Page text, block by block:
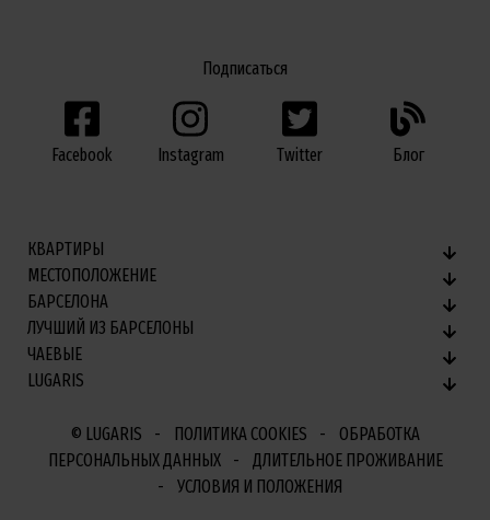
Подписаться
Facebook Instagram Twitter Блог
КВАРТИРЫ
МЕСТОПОЛОЖЕНИЕ
БАРСЕЛОНА
ЛУЧШИЙ ИЗ БАРСЕЛОНЫ
ЧАЕВЫЕ
LUGARIS
© LUGARIS ПОЛИТИКА COOKIES
ОБРАБОТКА
ПЕРСОНАЛЬНЫХ ДАННЫХ
ДЛИТЕЛЬНОЕ ПРОЖИВАНИЕ
УСЛОВИЯ И ПОЛОЖЕНИЯ